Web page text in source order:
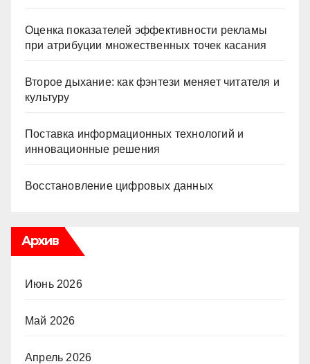
Оценка показателей эффективности рекламы
при атрибуции множественных точек касания
Второе дыхание: как фэнтези меняет читателя и
культуру
Поставка информационных технологий и
инновационные решения
Восстановление цифровых данных
Архив
Июнь 2026
Май 2026
Апрель 2026